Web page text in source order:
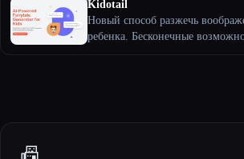
Kidotail
Новый способ разжечь
ребенка. Бесконечные